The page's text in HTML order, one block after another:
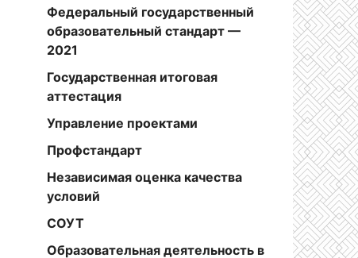
Федеральный государственный
образовательный стандарт —
2021
Государственная итоговая
аттестация
Управление проектами
Профстандарт
Независимая оценка качества
условий
СОУТ
Образовательная деятельность в